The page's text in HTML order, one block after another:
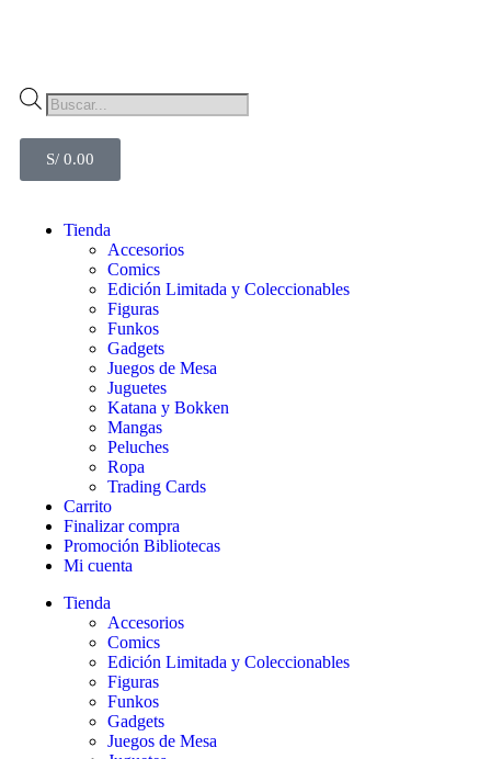
S/ 0.00
Tienda
Accesorios
Comics
Edición Limitada y Coleccionables
Figuras
Funkos
Gadgets
Juegos de Mesa
Juguetes
Katana y Bokken
Mangas
Peluches
Ropa
Trading Cards
Carrito
Finalizar compra
Promoción Bibliotecas
Mi cuenta
Tienda
Accesorios
Comics
Edición Limitada y Coleccionables
Figuras
Funkos
Gadgets
Juegos de Mesa